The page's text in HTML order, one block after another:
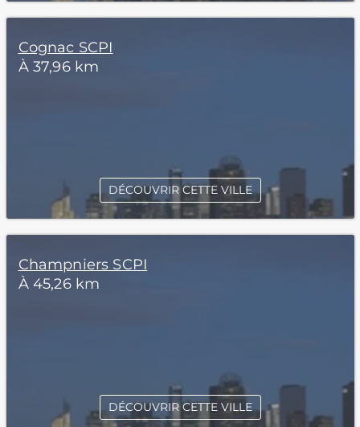
Cognac SCPI
À 37,96 km
DÉCOUVRIR CETTE VILLE
Champniers SCPI
À 45,26 km
DÉCOUVRIR CETTE VILLE